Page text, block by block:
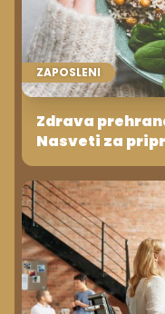
ZAPOSLENI
Zdrava
Nasveti za
prigrizkov